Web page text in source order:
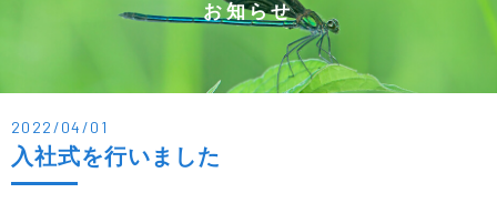
お知らせ
2022/04/01
入社式を行いました